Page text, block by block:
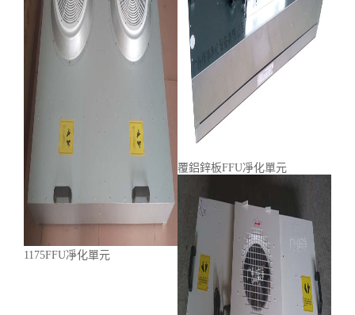
1175FFU凈化單元
覆鋁鋅板FFU凈化單元